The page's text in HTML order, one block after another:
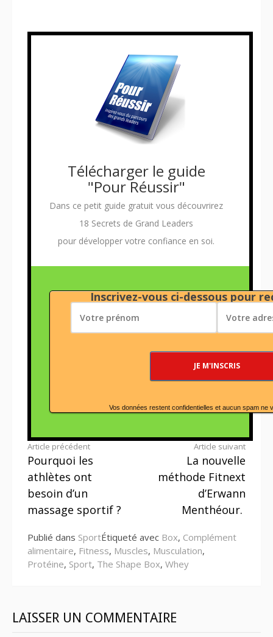
Télécharger le guide
"Pour Réussir"
Dans ce petit guide gratuit vous découvrirez
18 Secrets de Grand Leaders
pour développer votre confiance en soi.
Inscrivez-vous ci-dessous pour
Vos données restent confidentielles et aucun spam ne
Lire
la
suite
Article précédent
Pourquoi les
athlètes ont
besoin d’un
massage sportif ?
Article suivant
La nouvelle
méthode Fitnext
d’Erwann
Menthéour.
Publié dans SportÉtiqueté avec Box, Complément
alimentaire, Fitness, Muscles, Musculation,
Protéine, Sport, The Shape Box, Whey
LAISSER UN COMMENTAIRE